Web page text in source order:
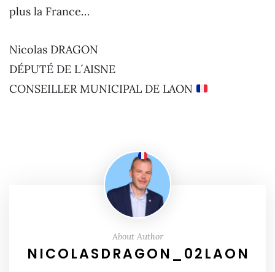
plus la France…
Nicolas DRAGON
DÉPUTÉ DE L´AISNE
CONSEILLER MUNICIPAL DE LAON
About Author
NICOLASDRAGON_02LAON